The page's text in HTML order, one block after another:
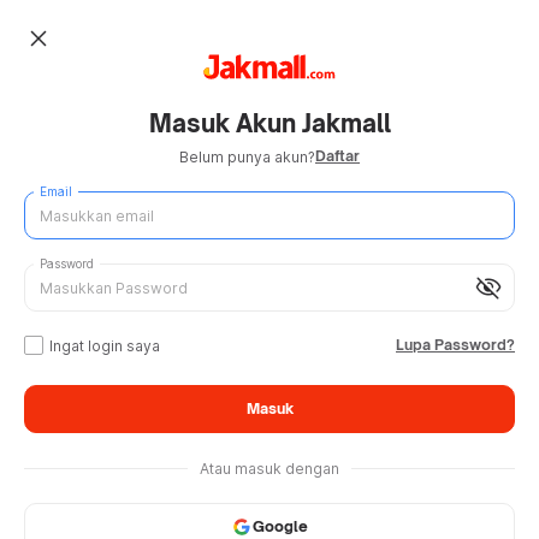
close
Masuk Akun Jakmall
Belum punya akun?Daftar
Email
visibility_off
Password
Ingat login saya Lupa Password?
Masuk
Atau masuk dengan
Google